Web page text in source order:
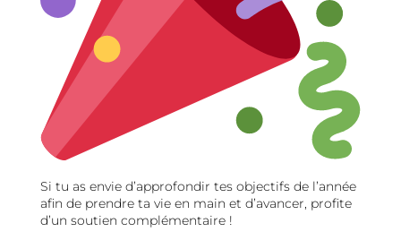
Si tu as envie d’approfondir tes objectifs de l’année
afin de prendre ta vie en main et d’avancer, profite
d’un soutien complémentaire !